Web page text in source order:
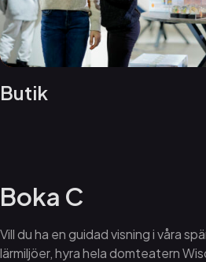
Butik
Boka C
Vill du ha en guidad visning i våra
lärmiljöer, hyra hela domteatern